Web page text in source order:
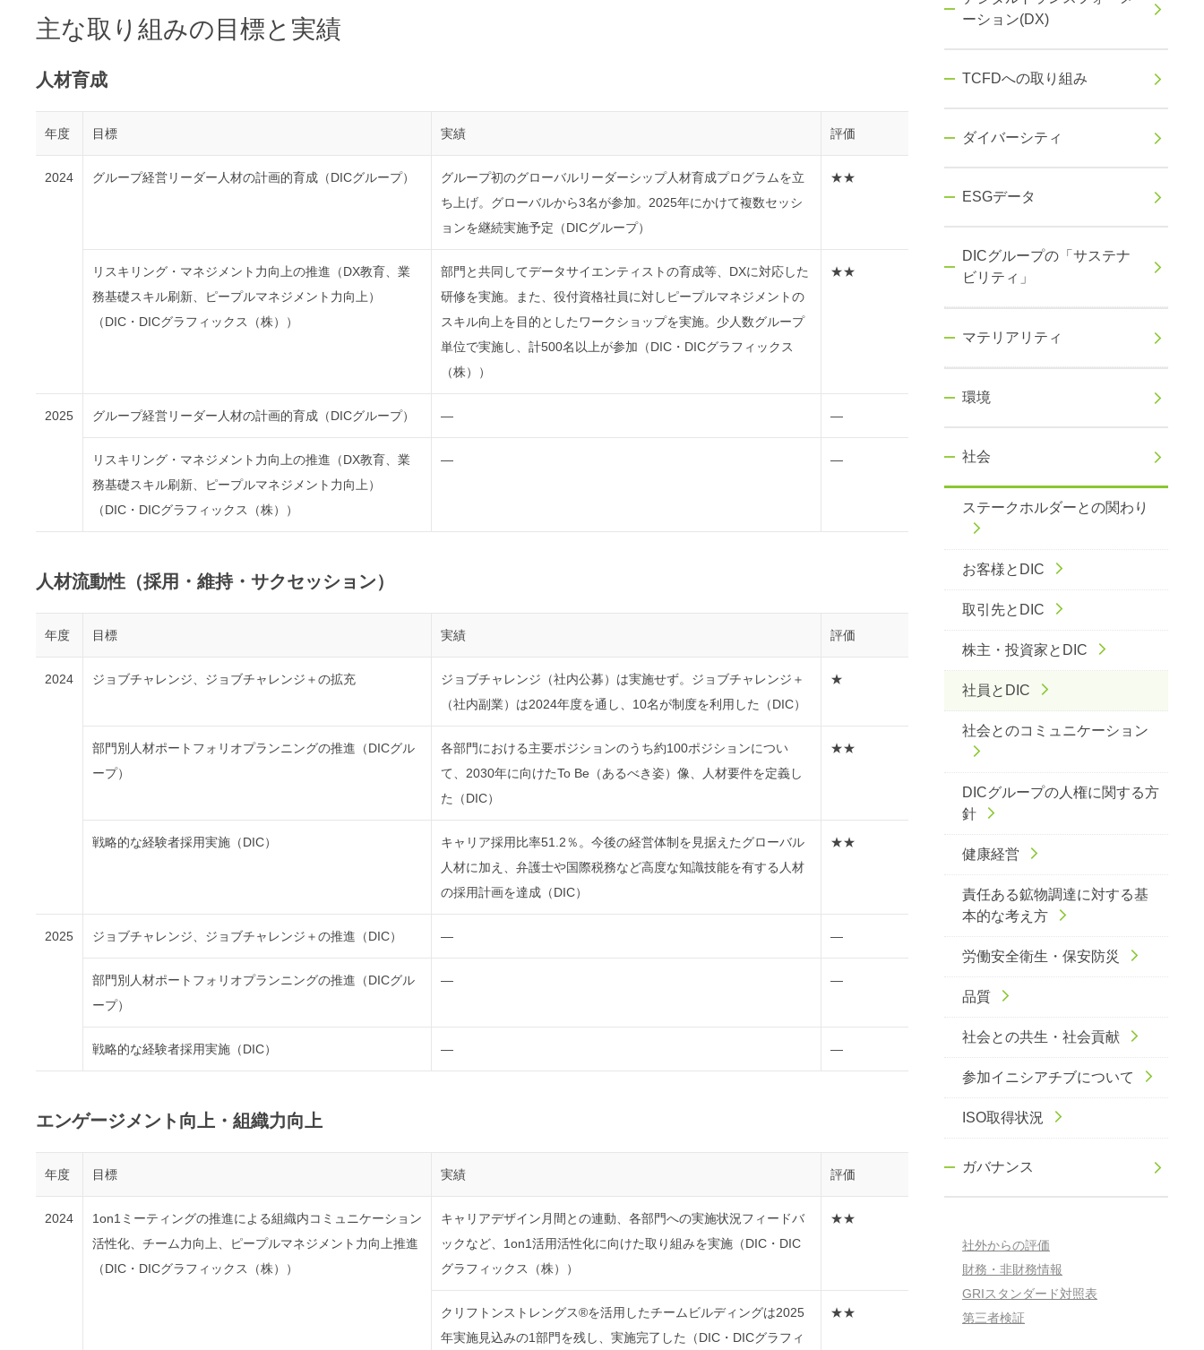
主な取り組みの目標と実績
人材育成
年度 目標 実績 評価
2024 グループ経営リーダー人材の計画的育成（DICグループ）
グループ初のグローバルリーダーシップ人材育成プログラムを立
ち上げ。グローバルから3名が参加。2025年にかけて複数セッシ
ョンを継続実施予定（DICグループ）
★★
リスキリング・マネジメント力向上の推進（DX教育、業
務基礎スキル刷新、ピープルマネジメント力向上）
（DIC・DICグラフィックス（株））
部門と共同してデータサイエンティストの育成等、DXに対応した
研修を実施。また、役付資格社員に対しピープルマネジメントの
スキル向上を目的としたワークショップを実施。少人数グループ
単位で実施し、計500名以上が参加（DIC・DICグラフィックス
（株））
★★
2025 グループ経営リーダー人材の計画的育成（DICグループ） ― ―
リスキリング・マネジメント力向上の推進（DX教育、業
務基礎スキル刷新、ピープルマネジメント力向上）
（DIC・DICグラフィックス（株））
― ―
人材流動性（採用・維持・サクセッション）
年度 目標 実績 評価
2024 ジョブチャレンジ、ジョブチャレンジ＋の拡充
ジョブチャレンジ（社内公募）は実施せず。ジョブチャレンジ＋
（社内副業）は2024年度を通し、10名が制度を利用した（DIC）
★
部門別人材ポートフォリオプランニングの推進（DICグル
ープ）
各部門における主要ポジションのうち約100ポジションについ
て、2030年に向けたTo Be（あるべき姿）像、人材要件を定義し
た（DIC）
★★
戦略的な経験者採用実施（DIC）
キャリア採用比率51.2％。今後の経営体制を見据えたグローバル
人材に加え、弁護士や国際税務など高度な知識技能を有する人材
の採用計画を達成（DIC）
★★
2025 ジョブチャレンジ、ジョブチャレンジ＋の推進（DIC） ― ―
部門別人材ポートフォリオプランニングの推進（DICグル
ープ）
― ―
戦略的な経験者採用実施（DIC） ― ―
エンゲージメント向上・組織力向上
年度 目標 実績 評価
2024
1on1ミーティングの推進による組織内コミュニケーション
活性化、チーム力向上、ピープルマネジメント力向上推進
（DIC・DICグラフィックス（株））
キャリアデザイン月間との連動、各部門への実施状況フィードバ
ックなど、1on1活用活性化に向けた取り組みを実施（DIC・DIC
グラフィックス（株））
★★
クリフトンストレングス®を活用したチームビルディングは2025
年実施見込みの1部門を残し、実施完了した（DIC・DICグラフィ
★★
ーション(DX)
TCFDへの取り組み
ダイバーシティ
ESGデータ
DICグループの「サステナ
ビリティ」
マテリアリティ
環境
社会
ステークホルダーとの関わり
お客様とDIC
取引先とDIC
株主・投資家とDIC
社員とDIC
社会とのコミュニケーション
DICグループの人権に関する方
針
健康経営
責任ある鉱物調達に対する基
本的な考え方
労働安全衛生・保安防災
品質
社会との共生・社会貢献
参加イニシアチブについて
ISO取得状況
ガバナンス
社外からの評価
財務・非財務情報
GRIスタンダード対照表
第三者検証